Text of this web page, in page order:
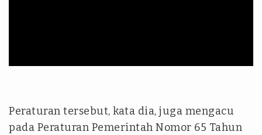
Peraturan tersebut, kata dia, juga mengacu
pada Peraturan Pemerintah Nomor 65 Tahun